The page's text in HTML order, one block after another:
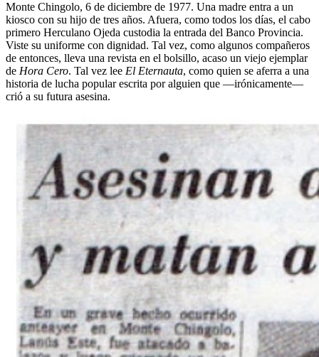
Monte Chingolo, 6 de diciembre de 1977. Una madre entra a un
kiosco con su hijo de tres años. Afuera, como todos los días, el cabo
primero Herculano Ojeda custodia la entrada del Banco Provincia.
Viste su uniforme con dignidad. Tal vez, como algunos compañeros
de entonces, lleva una revista en el bolsillo, acaso un viejo ejemplar
de Hora Cero. Tal vez lee El Eternauta, como quien se aferra a una
historia de lucha popular escrita por alguien que —irónicamente—
crió a su futura asesina.